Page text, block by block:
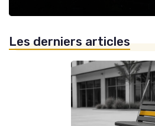
Les derniers articles